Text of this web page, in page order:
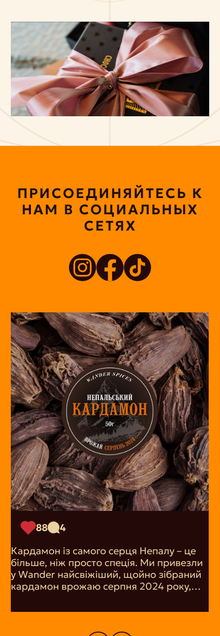
ПРИСОЕДИНЯЙТЕСЬ К
НАМ В СОЦИАЛЬНЫХ
СЕТЯХ
88
4
Кардамон із самого серця Непалу – це
більше, ніж просто спеція. Ми привезли
у Wander найсвіжіший, щойно зібраний
кардамон врожаю серпня 2024 року,
пряним ароматом. Його тонкі свіжі